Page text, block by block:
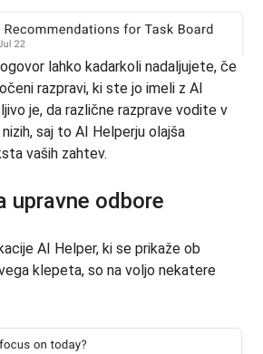
lahko kadarkoli nadaljujete, če
razpravi, ki ste jo imeli z AI
je, da različne razprave vodite v
saj to AI Helperju olajša
vaših zahtev.
upravne odbore
AI Helper, ki se prikaže ob
klepeta, so na voljo nekatere